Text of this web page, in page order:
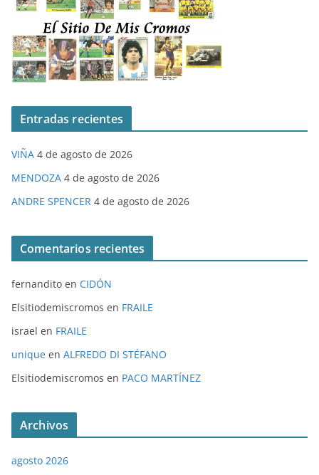
Entradas recientes
VIÑA 4 de agosto de 2026
MENDOZA 4 de agosto de 2026
ANDRE SPENCER 4 de agosto de 2026
Comentarios recientes
fernandito en CIDÓN
Elsitiodemiscromos en FRAILE
israel en FRAILE
unique en ALFREDO DI STÉFANO
Elsitiodemiscromos en PACO MARTÍNEZ
Archivos
agosto 2026